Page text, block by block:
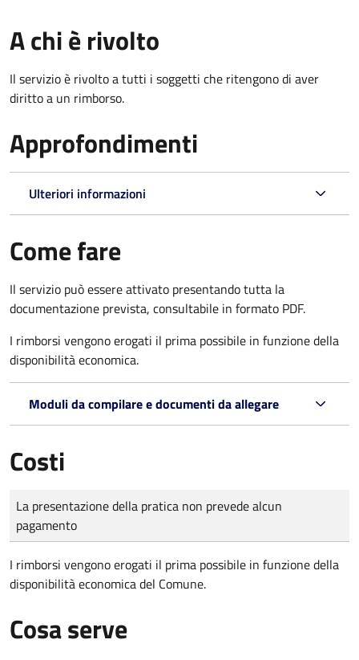
A chi è rivolto
Il servizio è rivolto a tutti i soggetti che ritengono di aver
diritto a un rimborso.
Approfondimenti
Ulteriori informazioni
Come fare
Il servizio può essere attivato presentando tutta la
documentazione prevista, consultabile in formato PDF.
I rimborsi vengono erogati il prima possibile in funzione della
disponibilità economica.
Moduli da compilare e documenti da allegare
Costi
Tipo di pagamento
Importo
La presentazione della pratica non prevede alcun
pagamento
I rimborsi vengono erogati il prima possibile in funzione della
disponibilità economica del Comune.
Cosa serve